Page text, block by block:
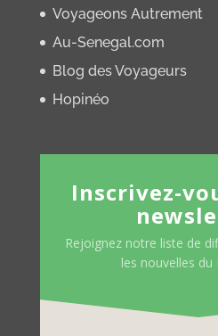
Voyageons Autrement
Au-Senegal.com
Blog des Voyageurs
Hopinéo
Inscrivez-
Rejoignez notre liste de
les nouvelles